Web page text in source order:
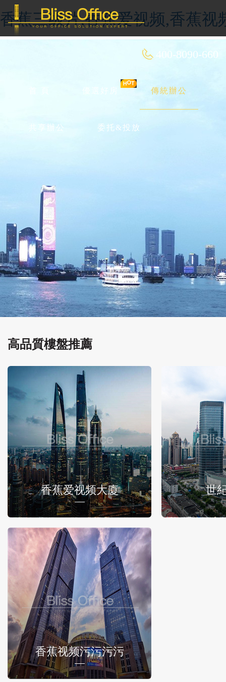
香蕉三级片,香蕉爱视频,香蕉视
400-8090-660
優選好房 傳統辦公
共享辦公 委托&投放
高品質樓盤推薦
香蕉爱视频大廈 世
香蕉视频污污污污